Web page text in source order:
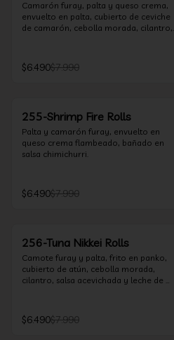
Camarón furay, palta y queso crema,
envuelto en palta, cubierto de ceviche
de camarón, cebolla morada, cilantro,
$6.490$7.990
255-Shrimp Fire Rolls
Palta y camarón furay, envuelto en
queso crema flambeado, bañado en
salsa chimichurri.
$6.490$7.990
256-Tuna Nikkei Rolls
Camote furay y palta, frito en panko,
cubierto de atún, cebolla morada,
cilantro, salsa acevichada y leche de
$6.490$7.990